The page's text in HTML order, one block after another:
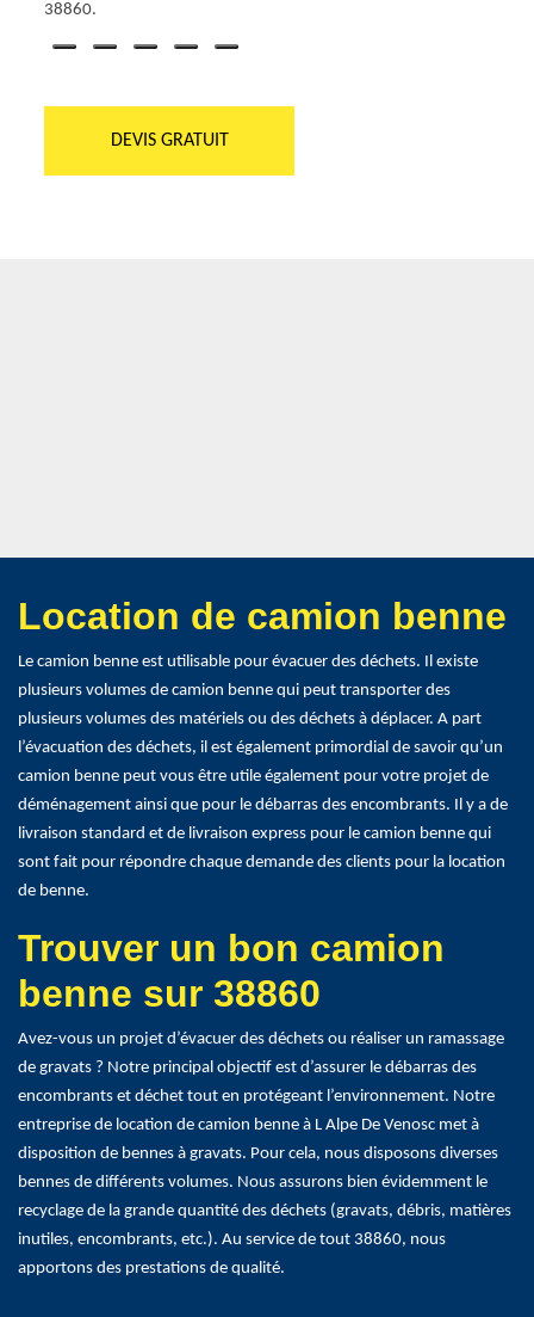
38860.
DEVIS GRATUIT
Location de camion benne
Le camion benne est utilisable pour évacuer des déchets. Il existe
plusieurs volumes de camion benne qui peut transporter des
plusieurs volumes des matériels ou des déchets à déplacer. A part
l’évacuation des déchets, il est également primordial de savoir qu’un
camion benne peut vous être utile également pour votre projet de
déménagement ainsi que pour le débarras des encombrants. Il y a de
livraison standard et de livraison express pour le camion benne qui
sont fait pour répondre chaque demande des clients pour la location
de benne.
Trouver un bon camion
benne sur 38860
Avez-vous un projet d’évacuer des déchets ou réaliser un ramassage
de gravats ? Notre principal objectif est d’assurer le débarras des
encombrants et déchet tout en protégeant l’environnement. Notre
entreprise de location de camion benne à L Alpe De Venosc met à
disposition de bennes à gravats. Pour cela, nous disposons diverses
bennes de différents volumes. Nous assurons bien évidemment le
recyclage de la grande quantité des déchets (gravats, débris, matières
inutiles, encombrants, etc.). Au service de tout 38860, nous
apportons des prestations de qualité.